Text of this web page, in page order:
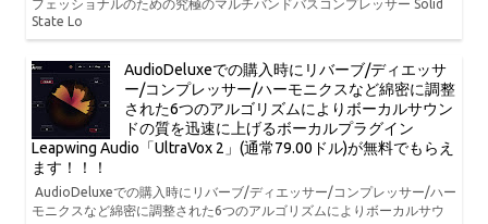
フェッショナルのための究極のマルチバンドバスコンプレッサー Solid
State Lo
AudioDeluxeでの購入時にリバーブ/ディエッサ
ー/コンプレッサー/ハーモニクスなど綿密に調整
された6つのアルゴリズムによりボーカルサウン
ドの質を迅速に上げるボーカルプラグイン
Leapwing Audio「UltraVox 2」(通常79.00ドル)が無料でもらえ
ます！！！
AudioDeluxeでの購入時にリバーブ/ディエッサー/コンプレッサー/ハー
モニクスなど綿密に調整された6つのアルゴリズムによりボーカルサウ